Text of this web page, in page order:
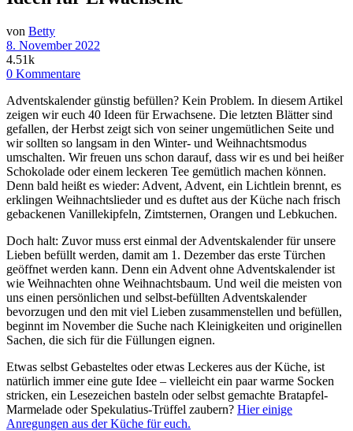
von Betty
8. November 2022
4.51k
0 Kommentare
Adventskalender günstig befüllen? Kein Problem. In diesem Artikel
zeigen wir euch 40 Ideen für Erwachsene. Die letzten Blätter sind
gefallen, der Herbst zeigt sich von seiner ungemütlichen Seite und
wir sollten so langsam in den Winter- und Weihnachtsmodus
umschalten. Wir freuen uns schon darauf, dass wir es und bei heißer
Schokolade oder einem leckeren Tee gemütlich machen können.
Denn bald heißt es wieder: Advent, Advent, ein Lichtlein brennt, es
erklingen Weihnachtslieder und es duftet aus der Küche nach frisch
gebackenen Vanillekipfeln, Zimtsternen, Orangen und Lebkuchen.
Doch halt: Zuvor muss erst einmal der Adventskalender für unsere
Lieben befüllt werden, damit am 1. Dezember das erste Türchen
geöffnet werden kann. Denn ein Advent ohne Adventskalender ist
wie Weihnachten ohne Weihnachtsbaum. Und weil die meisten von
uns einen persönlichen und selbst-befüllten Adventskalender
bevorzugen und den mit viel Lieben zusammenstellen und befüllen,
beginnt im November die Suche nach Kleinigkeiten und originellen
Sachen, die sich für die Füllungen eignen.
Etwas selbst Gebasteltes oder etwas Leckeres aus der Küche, ist
natürlich immer eine gute Idee – vielleicht ein paar warme Socken
stricken, ein Lesezeichen basteln oder selbst gemachte Bratapfel-
Marmelade oder Spekulatius-Trüffel zaubern? Hier einige
Anregungen aus der Küche für euch.